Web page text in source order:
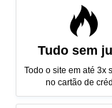
Tudo sem
Todo o site em até 3x
no cartão de